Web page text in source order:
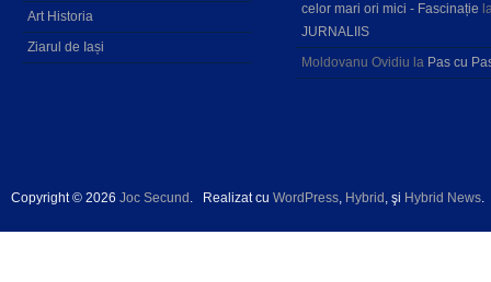
Art Historia
Ziarul de Iași
celor mari ori mici - Fascinație
JURNALIIS
Moldovanu Ovidiu la Pas cu
Copyright © 2026 Joc Secund . Realizat cu WordPress, Hybrid , şi Hybrid News.